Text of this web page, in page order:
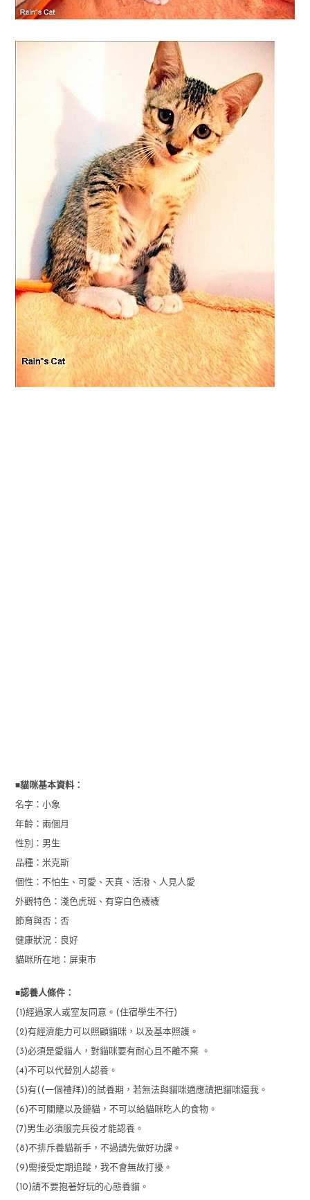
■貓咪基本資料：
名字： 小象
年齡： 兩個月
性別： 男生
品種：米克斯
個性： 不怕生、可愛、天真、活潑、人見人愛
外觀特色： 淺色虎斑、有穿白色襪襪
節育與否： 否
健康狀況： 良好
貓咪所在地：屏東市
■認養人條件：
(1)經過家人或室友同意。(住宿學生不行)
(2)有經濟能力可以照顧貓咪，以及基本照護。
(3)必須是愛貓人，對貓咪要有耐心且不離不棄 。
(4)不可以代替別人認養。
(5)有((一個禮拜))的試養期，若無法與貓咪適應請把貓咪還我。
(6)不可關籠以及鏈貓，不可以給貓咪吃人的食物。
(7)男生必須服完兵役才能認養。
(8)不排斥養貓新手，不過請先做好功課。
(9)需接受定期追蹤，我不會無故打擾。
(10)請不要抱著好玩的心態養貓。